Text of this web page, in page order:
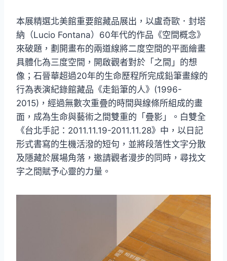
本展精選北美館重要館藏品展出，以盧奇歐．封塔
納（Lucio Fontana）60年代的作品《空間概念》
來破題，劃開畫布的兩道線將二度空間的平面繪畫
具體化為三度空間，開啟觀者對於「之間」的想
像；石晉華超過20年的生命歷程所完成鉛筆畫線的
行為表演紀錄館藏品《走鉛筆的人》(1996-
2015)，經過無數次重疊的時間與線條所組成的畫
面，成為生命與藝術之間雙重的「疊影」。白雙全
《台北手記：2011.11.19-2011.11.28》中，以日記
形式書寫的生機活潑的短句，並將段落性文字分散
及隱藏於展場角落，邀請觀者漫步的同時，尋找文
字之間賦予心靈的力量。